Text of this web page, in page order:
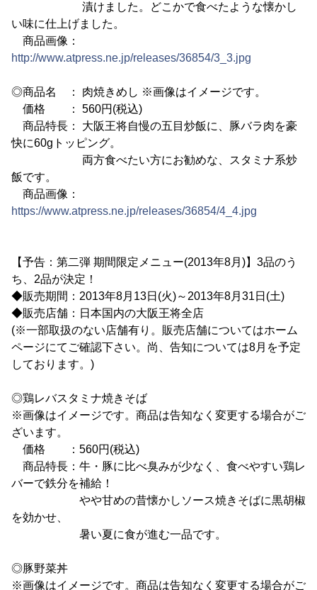
漬けました。どこかで食べたような懐かし
い味に仕上げました。
商品画像：
http://www.atpress.ne.jp/releases/36854/3_3.jpg
◎商品名 ： 肉焼きめし ※画像はイメージです。
価格 ： 560円(税込)
商品特長： 大阪王将自慢の五目炒飯に、豚バラ肉を豪
快に60gトッピング。
両方食べたい方にお勧めな、スタミナ系炒
飯です。
商品画像：
https://www.atpress.ne.jp/releases/36854/4_4.jpg
【予告：第二弾 期間限定メニュー(2013年8月)】3品のう
ち、2品が決定！
◆販売期間：2013年8月13日(火)～2013年8月31日(土)
◆販売店舗：日本国内の大阪王将全店
(※一部取扱のない店舗有り。販売店舗についてはホーム
ページにてご確認下さい。尚、告知については8月を予定
しております。)
◎鶏レバスタミナ焼きそば
※画像はイメージです。商品は告知なく変更する場合がご
ざいます。
価格 ：560円(税込)
商品特長：牛・豚に比べ臭みが少なく、食べやすい鶏レ
バーで鉄分を補給！
やや甘めの昔懐かしソース焼きそばに黒胡椒
を効かせ、
暑い夏に食が進む一品です。
◎豚野菜丼
※画像はイメージです。商品は告知なく変更する場合がご